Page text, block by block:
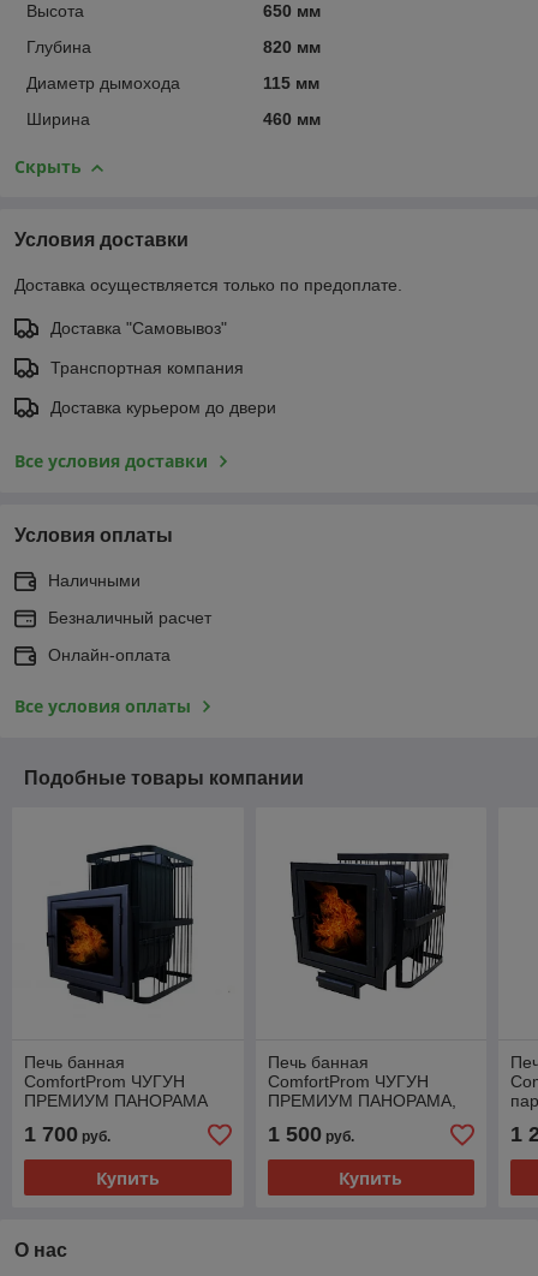
Высота
650 мм
Глубина
820 мм
Диаметр дымохода
115 мм
Ширина
460 мм
Скрыть
Условия доставки
Доставка осуществляется только по предоплате.
Доставка "Самовывоз"
Транспортная компания
Доставка курьером до двери
Все условия доставки
Условия оплаты
Наличными
Безналичный расчет
Онлайн-оплата
Все условия оплаты
Подобные товары компании
Печь банная
ComfortProm ЧУГУН
ПРЕМИУМ ПАНОРАМА
для парной до 26 кубов
1 700 руб.
Купить
Печь банная
ComfortProm ЧУГУН
ПРЕМИУМ ПАНОРАМА,
1 500руб.
Купить
1
О нас